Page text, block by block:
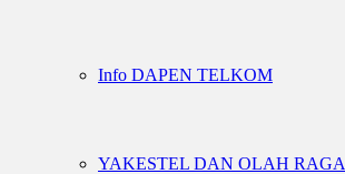
Info DAPEN TELKOM
YAKESTEL DAN OLAH RAGA